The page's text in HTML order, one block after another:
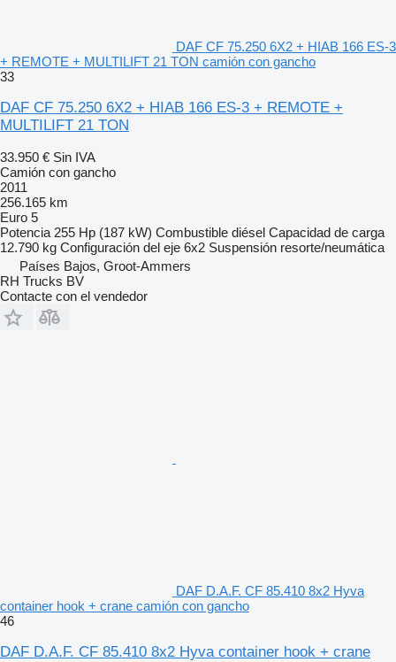
DAF CF 75.250 6X2 + HIAB 166 ES-3
+ REMOTE + MULTILIFT 21 TON camión con gancho
33
DAF CF 75.250 6X2 + HIAB 166 ES-3 + REMOTE +
MULTILIFT 21 TON
33.950 € Sin IVA
Camión con gancho
2011
256.165 km
Euro 5
Potencia 255 Hp (187 kW) Combustible diésel Capacidad de carga
12.790 kg Configuración del eje 6x2 Suspensión resorte/neumática
Países Bajos, Groot-Ammers
RH Trucks BV
Contacte con el vendedor
DAF D.A.F. CF 85.410 8x2 Hyva
container hook + crane camión con gancho
46
DAF D.A.F. CF 85.410 8x2 Hyva container hook + crane